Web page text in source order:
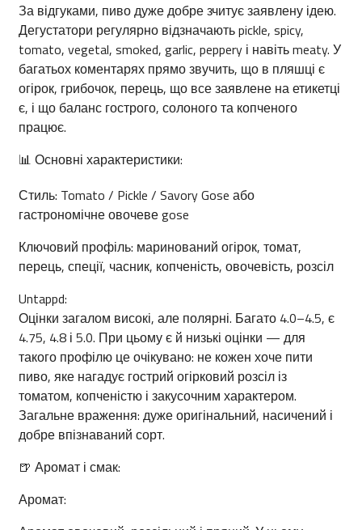
За відгуками, пиво дуже добре зчитує заявлену ідею.
Дегустатори регулярно відзначають pickle, spicy,
tomato, vegetal, smoked, garlic, peppery і навіть meaty. У
багатьох коментарях прямо звучить, що в пляшці є
огірок, грибочок, перець, що все заявлене на етикетці
є, і що баланс гострого, солоного та копченого
працює.
📊 Основні характеристики:
Стиль: Tomato / Pickle / Savory Gose або
гастрономічне овочеве gose
Ключовий профіль: маринований огірок, томат,
перець, спеції, часник, копченість, овочевість, розсіл
Untappd:
Оцінки загалом високі, але полярні. Багато 4.0–4.5, є
4.75, 4.8 і 5.0. При цьому є й низькі оцінки — для
такого профілю це очікувано: не кожен хоче пити
пиво, яке нагадує гострий огірковий розсіл із
томатом, копченістю і закусочним характером.
Загальне враження: дуже оригінальний, насичений і
добре впізнаваний сорт.
🍺 Аромат і смак:
Аромат: